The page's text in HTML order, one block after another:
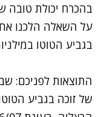
בהכרח יכולת טובה
על השאלה הלכנו
בגביע הטוטו
התוצאות לפניכם:
של זוכה בגביע